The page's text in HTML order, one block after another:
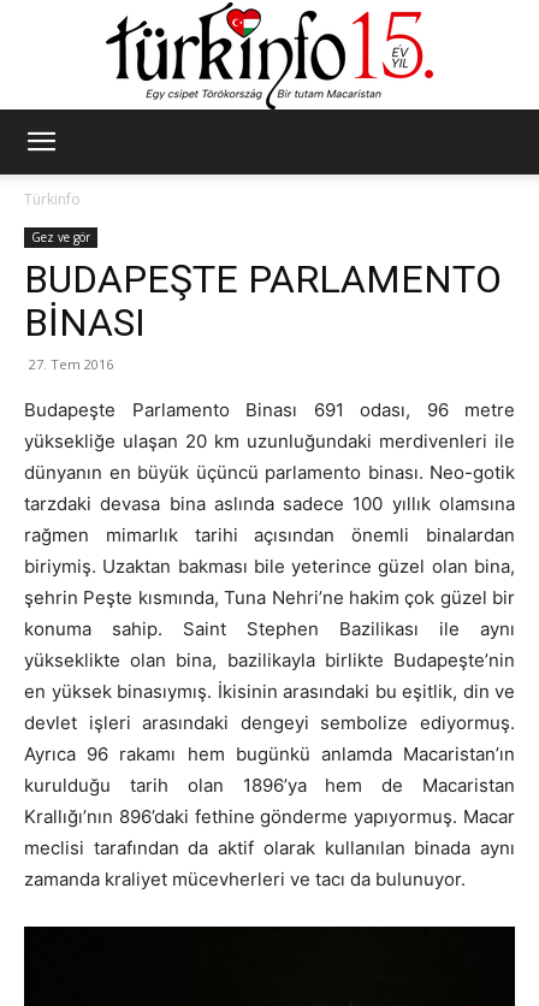
Türkinfo
Gez ve gör
BUDAPEŞTE PARLAMENTO
BİNASI
27. Tem 2016
Budapeşte Parlamento Binası 691 odası, 96 metre
yüksekliğe ulaşan 20 km uzunluğundaki merdivenleri ile
dünyanın en büyük üçüncü parlamento binası. Neo-gotik
tarzdaki devasa bina aslında sadece 100 yıllık olamsına
rağmen mimarlık tarihi açısından önemli binalardan
biriymiş. Uzaktan bakması bile yeterince güzel olan bina,
şehrin Peşte kısmında, Tuna Nehri’ne hakim çok güzel bir
konuma sahip. Saint Stephen Bazilikası ile aynı
yükseklikte olan bina, bazilikayla birlikte Budapeşte’nin
en yüksek binasıymış. İkisinin arasındaki bu eşitlik, din ve
devlet işleri arasındaki dengeyi sembolize ediyormuş.
Ayrıca 96 rakamı hem bugünkü anlamda Macaristan’ın
kurulduğu tarih olan 1896’ya hem de Macaristan
Krallığı’nın 896’daki fethine gönderme yapıyormuş. Macar
meclisi tarafından da aktif olarak kullanılan binada aynı
zamanda kraliyet mücevherleri ve tacı da bulunuyor.